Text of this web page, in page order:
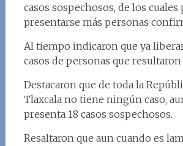
casos sospechosos, de los
presentarse más personas
Al tiempo indicaron que ya
casos de personas que
Destacaron que de toda la
Tlaxcala no tiene ningún caso,
presenta 18 casos sospechosos.
Resaltaron que aun cuando es